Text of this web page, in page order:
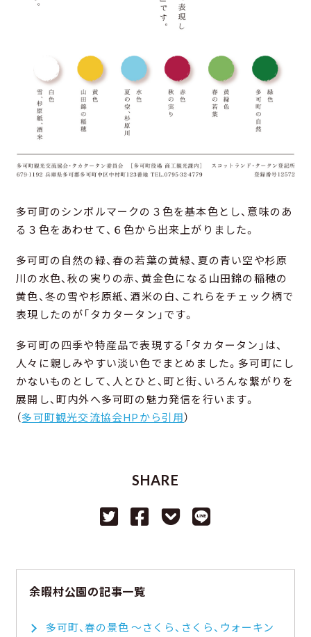
多可町のシンボルマークの３色を基本色とし、意味のあ
る３色をあわせて、６色から出来上がりました。
多可町の自然の緑、春の若葉の黄緑、夏の青い空や杉原
川の水色、秋の実りの赤、黄金色になる山田錦の稲穂の
黄色、冬の雪や杉原紙、酒米の白、これらをチェック柄で
表現したのが「タカタータン」です。
多可町の四季や特産品で表現する「タカタータン」は、
人々に親しみやすい淡い色でまとめました。多可町にし
かないものとして、人とひと、町と街、いろんな繋がりを
展開し、町内外へ多可町の魅力発信を行います。
（多可町観光交流協会HPから引用）
SHARE
余暇村公園の記事一覧
多可町、春の景色 ～さくら、さくら、ウォーキン